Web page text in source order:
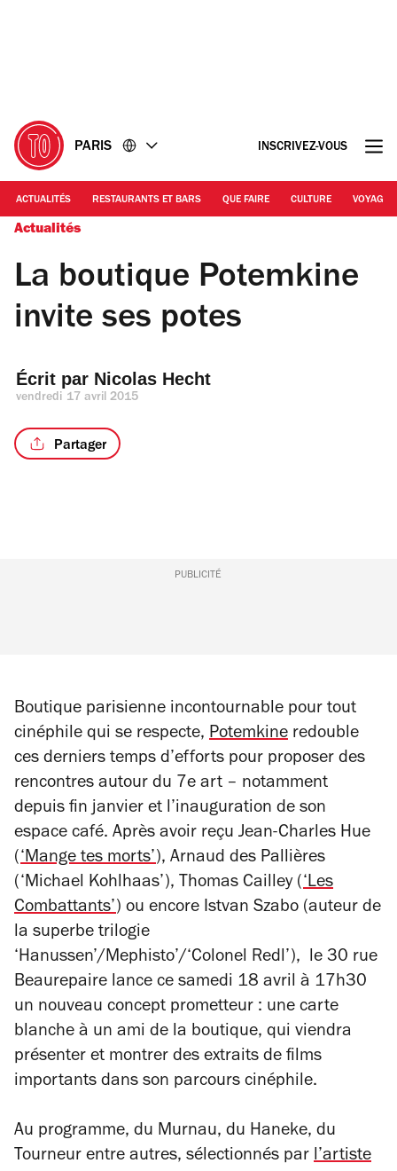
PARIS INSCRIVEZ-VOUS
ACTUALITÉS RESTAURANTS ET BARS QUE FAIRE CULTURE VOYAGE
Actualités
La boutique Potemkine
invite ses potes
Écrit par Nicolas Hecht
vendredi 17 avril 2015
Partager
PUBLICITÉ
Boutique parisienne incontournable pour tout
cinéphile qui se respecte, Potemkine redouble
ces derniers temps d’efforts pour proposer des
rencontres autour du 7e art – notamment
depuis fin janvier et l’inauguration de son
espace café. Après avoir reçu Jean-Charles Hue
(‘Mange tes morts’), Arnaud des Pallières
(‘Michael Kohlhaas’), Thomas Cailley (‘Les
Combattants’) ou encore Istvan Szabo (auteur de
la superbe trilogie
‘Hanussen’/Mephisto’/‘Colonel Redl’), le 30 rue
Beaurepaire lance ce samedi 18 avril à 17h30
un nouveau concept prometteur : une carte
blanche à un ami de la boutique, qui viendra
présenter et montrer des extraits de films
importants dans son parcours cinéphile.
Au programme, du Murnau, du Haneke, du
Tourneur entre autres, sélectionnés par l’artiste